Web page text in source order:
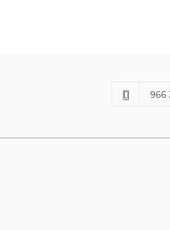
966